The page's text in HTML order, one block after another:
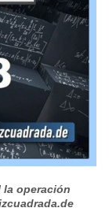
la operación